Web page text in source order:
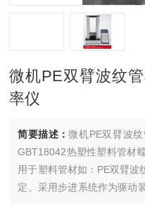
微机PE双臂波纹
率仪
简要描述：微机PE双臂波
GBT18042热塑性塑料管材
用于塑料管材如：PE双臂波
定。采用步进系统作为驱动